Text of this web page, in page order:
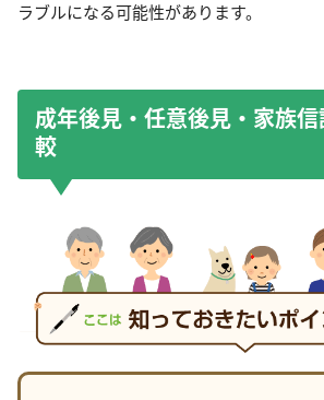
ラブルになる可能性があります。
成年後見・任意後見・家族
較